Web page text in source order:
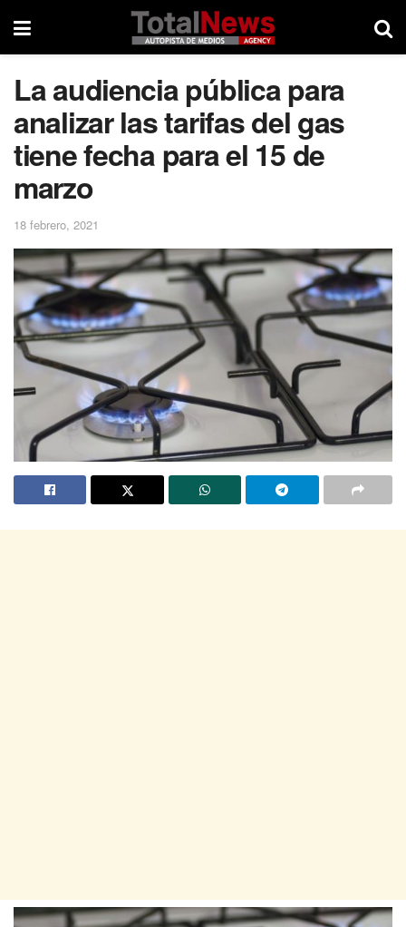
La audiencia pública para
analizar las tarifas del gas
tiene fecha para el 15 de
marzo
18 febrero, 2021